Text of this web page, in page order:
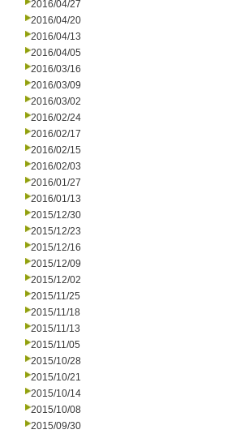
2016/04/27
2016/04/20
2016/04/13
2016/04/05
2016/03/16
2016/03/09
2016/03/02
2016/02/24
2016/02/17
2016/02/15
2016/02/03
2016/01/27
2016/01/13
2015/12/30
2015/12/23
2015/12/16
2015/12/09
2015/12/02
2015/11/25
2015/11/18
2015/11/13
2015/11/05
2015/10/28
2015/10/21
2015/10/14
2015/10/08
2015/09/30